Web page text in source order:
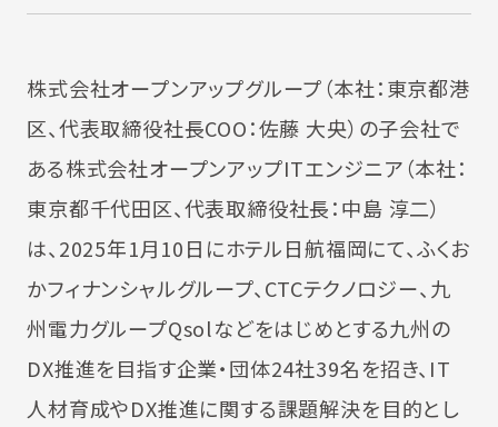
株式会社オープンアップグループ（本社：東京都港
区、代表取締役社長COO：佐藤 大央）の子会社で
ある株式会社オープンアップITエンジニア（本社：
東京都千代田区、代表取締役社長：中島 淳二）
は、2025年1月10日にホテル日航福岡にて、ふくお
かフィナンシャルグループ、CTCテクノロジー、九
州電力グループQsolなどをはじめとする九州の
DX推進を目指す企業・団体24社39名を招き、IT
人材育成やDX推進に関する課題解決を目的とし